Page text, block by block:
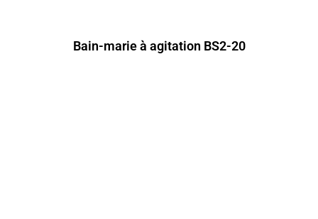
Bain-marie à agitation BS2-20